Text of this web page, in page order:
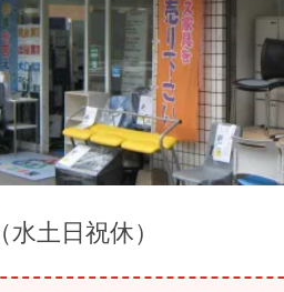
（水土日祝休）